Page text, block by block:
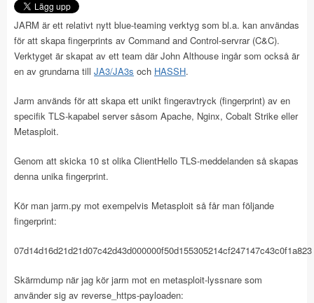
JARM är ett relativt nytt blue-teaming verktyg som bl.a. kan användas
för att skapa fingerprints av Command and Control-servrar (C&C).
Verktyget är skapat av ett team där John Althouse ingår som också är
en av grundarna till JA3/JA3s och HASSH.
Jarm används för att skapa ett unikt fingeravtryck (fingerprint) av en
specifik TLS-kapabel server såsom Apache, Nginx, Cobalt Strike eller
Metasploit.
Genom att skicka 10 st olika ClientHello TLS-meddelanden så skapas
denna unika fingerprint.
Kör man jarm.py mot exempelvis Metasploit så får man följande
fingerprint:
07d14d16d21d21d07c42d43d000000f50d155305214cf247147c43c0f1a823
Skärmdump när jag kör jarm mot en metasploit-lyssnare som
använder sig av reverse_https-payloaden: